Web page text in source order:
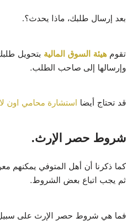
بعد إرسال طلبك، ماذا يحدث؟.
تقوم هيئة السوق المالية بتحويل
وإرسالها إلى صاحب الطلب.
قد تحتاج أيضا استشارة محامي اون
شروط حصر الإرث.
كما ذكرنا أن أهل المتوفي يمكنهم
ثم يجب اتباع بعض الشروط.
فما هي شروط حصر الإرث على سبيل